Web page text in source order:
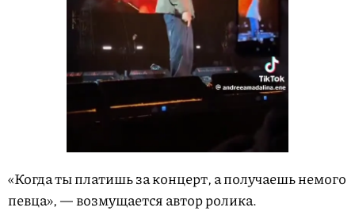
«Когда ты платишь за концерт, а получаешь немого
певца», — возмущается автор ролика.